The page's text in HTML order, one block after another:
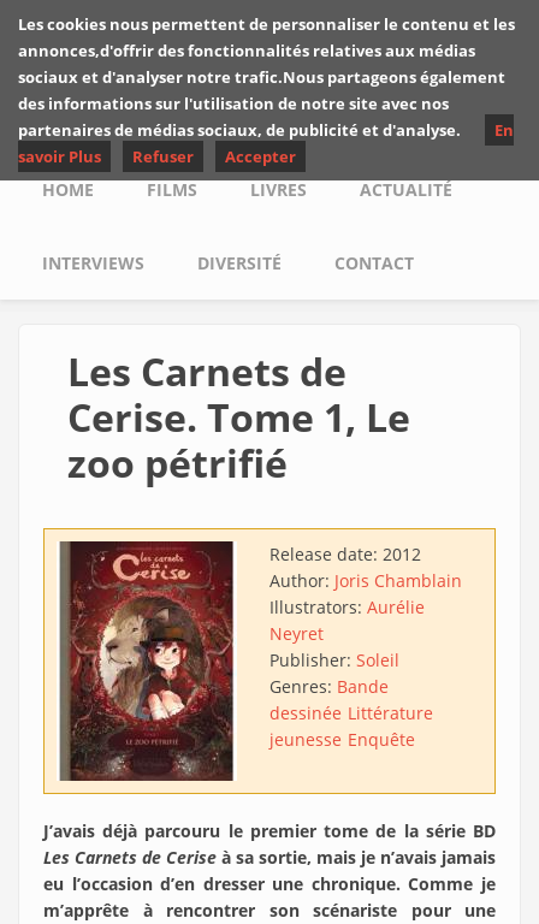
Skip to main content
Les critiques de
Yuyine
Main menu
HOME FILMS LIVRES ACTUALITÉ
INTERVIEWS DIVERSITÉ CONTACT
Les Carnets de
Cerise. Tome 1, Le
zoo pétrifié
Release date: 2012
Author: Joris Chamblain
Illustrators: Aurélie
Neyret
Publisher: Soleil
Genres: Bande
dessinée Littérature
jeunesse Enquête
J’avais déjà parcouru le premier tome de la série BD
Les Carnets de Cerise à sa sortie, mais je n’avais jamais
eu l’occasion d’en dresser une chronique. Comme je
m’apprête à rencontrer son scénariste pour une
Les cookies nous permettent de personnaliser le contenu et les
annonces,d'offrir des fonctionnalités relatives aux médias
sociaux et d'analyser notre trafic.Nous partageons également
des informations sur l'utilisation de notre site avec nos
partenaires de médias sociaux, de publicité et d'analyse.
En
savoir Plus
Refuser Accepter